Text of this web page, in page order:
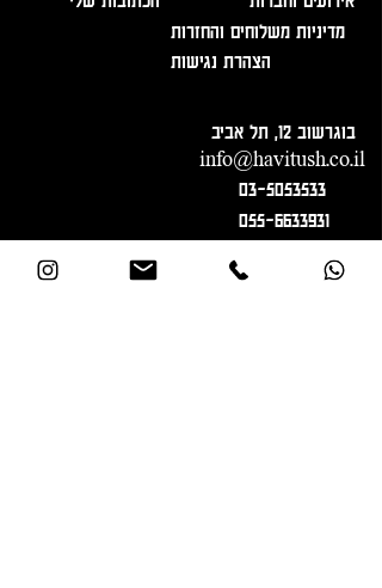
מדיניות משלוחים והחזרות
הצהרת נגישות
בוגרשוב 12, תל אביב
info@havitush.co.il
03-5053533
055-6633931
הרשמה לניוזלטר